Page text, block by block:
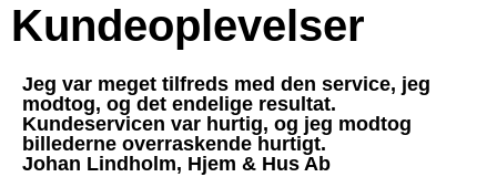
Kundeoplevelser
Jeg var meget tilfreds med den service, jeg
modtog, og det endelige resultat.
Kundeservicen var hurtig, og jeg modtog
billederne overraskende hurtigt.
Johan Lindholm, Hjem & Hus Ab